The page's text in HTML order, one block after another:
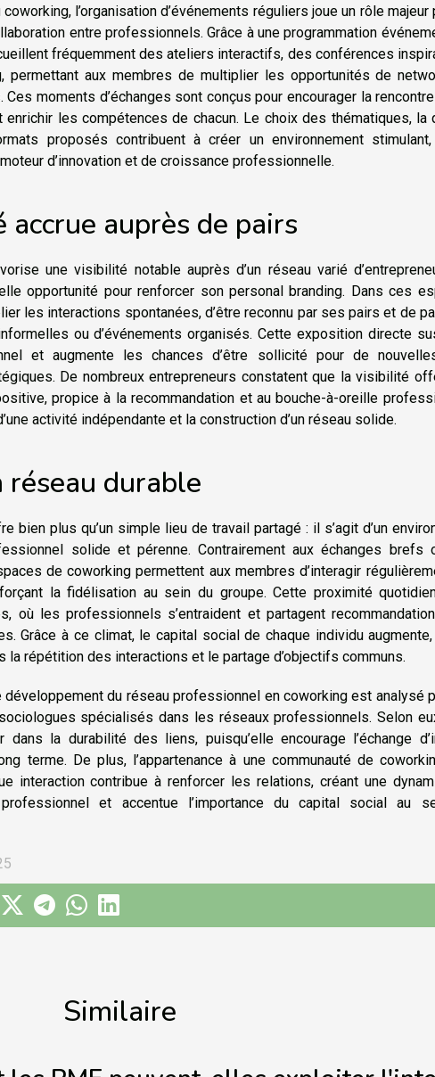
coworking, l’organisation d’événements réguliers joue un rôle
entre professionnels. Grâce à une programmation
fréquemment des ateliers interactifs, des conférences
permettant aux membres de multiplier les opportunités de
Ces moments d’échanges sont conçus pour encourager la
les compétences de chacun. Le choix des thématiques,
proposés contribuent à créer un environnement
d’innovation et de croissance professionnelle.
auprès de pairs
une visibilité notable auprès d’un réseau varié
opportunité pour renforcer son personal branding. Dans ces
les interactions spontanées, d’être reconnu par ses pairs et de
ou d’événements organisés. Cette exposition directe
et augmente les chances d’être sollicité pour de
De nombreux entrepreneurs constatent que la visibilité
propice à la recommandation et au bouche-à-oreille
activité indépendante et la construction d’un réseau solide.
réseau durable
bien plus qu’un simple lieu de travail partagé : il s’agit d’un
solide et pérenne. Contrairement aux échanges brefs
de coworking permettent aux membres d’interagir
la fidélisation au sein du groupe. Cette proximité
où les professionnels s’entraident et partagent
Grâce à ce climat, le capital social de chaque individu
la répétition des interactions et le partage d’objectifs communs.
du réseau professionnel en coworking est analysé
spécialisés dans les réseaux professionnels. Selon
dans la durabilité des liens, puisqu’elle encourage l’échange
terme. De plus, l’appartenance à une communauté de
interaction contribue à renforcer les relations, créant une
professionnel et accentue l’importance du capital social au
Similaire